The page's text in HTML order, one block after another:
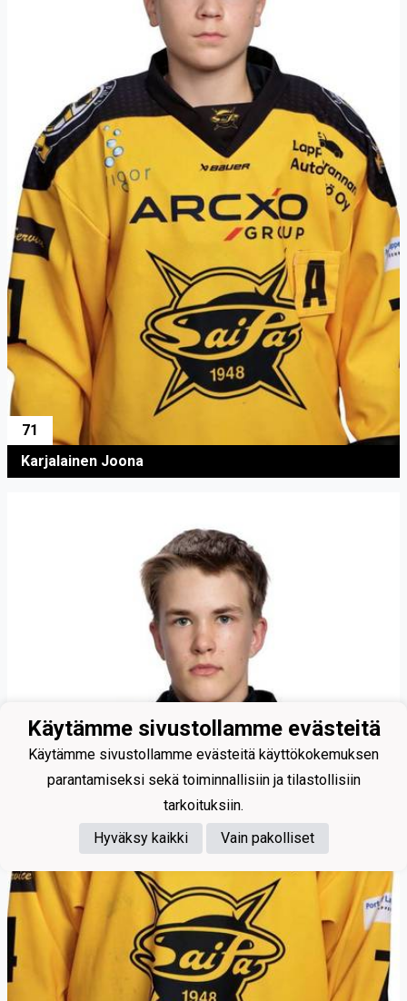
71
Karjalainen Joona
Käytämme sivustollamme evästeitä
Käytämme sivustollamme evästeitä käyttökokemuksen
parantamiseksi sekä toiminnallisiin ja tilastollisiin
tarkoituksiin.
Hyväksy kaikki
Vain pakolliset